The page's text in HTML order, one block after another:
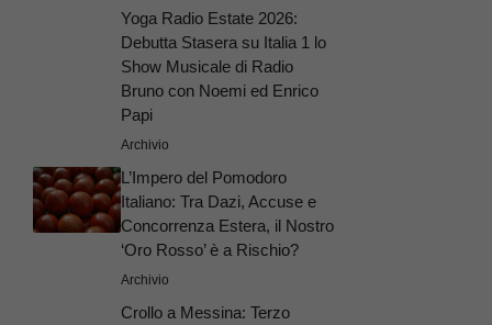
Yoga Radio Estate 2026:
Debutta Stasera su Italia 1 lo
Show Musicale di Radio
Bruno con Noemi ed Enrico
Papi
Archivio
L’Impero del Pomodoro
Italiano: Tra Dazi, Accuse e
Concorrenza Estera, il Nostro
‘Oro Rosso’ è a Rischio?
Archivio
Crollo a Messina: Terzo